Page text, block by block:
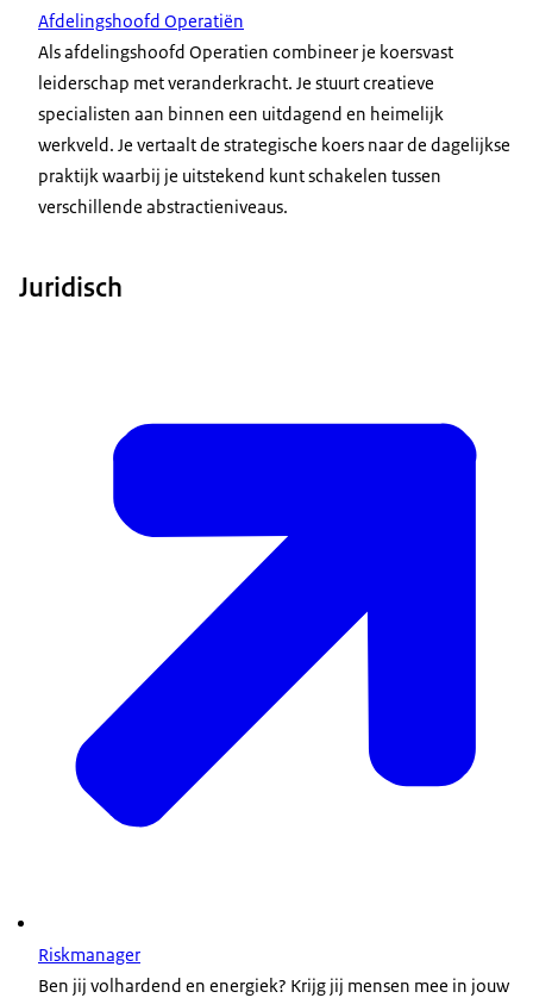
Afdelingshoofd Operatiën
Als afdelingshoofd Operatien combineer je koersvast
leiderschap met veranderkracht. Je stuurt creatieve
specialisten aan binnen een uitdagend en heimelijk
werkveld. Je vertaalt de strategische koers naar de dagelijkse
praktijk waarbij je uitstekend kunt schakelen tussen
verschillende abstractieniveaus.
Juridisch
Riskmanager
Ben jij volhardend en energiek? Krijg jij mensen mee in jouw